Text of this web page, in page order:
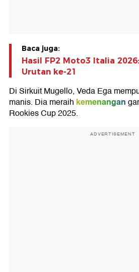
Baca juga:
Hasil FP2 Moto3 Italia
Urutan ke-21
Di Sirkuit Mugello, Veda Ega
manis. Dia meraih kemenangan
Rookies Cup 2025.
ADVERTISEMENT